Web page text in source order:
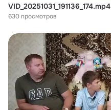
VID_20251031_191136_174.mp4
630 просмотров